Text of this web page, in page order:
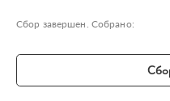
Сбор завершен. Собрано:
g.17-1, LT-13253
SWIFT kodas HABALT22